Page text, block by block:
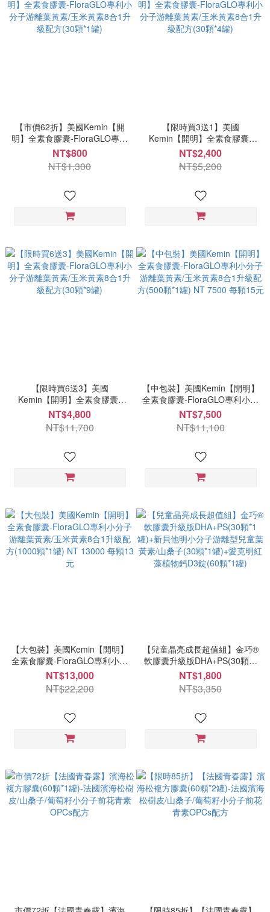
【市價62折】美國Kemin【開
明】全素食膠囊-FloraGLO專利
小分子游離葉黃素/玉米黃素8合
1升級配方(30顆*1罐)
NT$800
NT$1,300
【限時買3送1】美國
Kemin【開明】全素食膠囊-
FloraGLO專利小分子游離葉黃
素/玉米黃素8合1升級配方(30
顆*4罐)
NT$2,400
NT$5,200
【限時買6送3】美國
Kemin【開明】全素食膠囊-
FloraGLO專利小分子游離葉黃
素/玉米黃素8合1升級配方(30
顆*9罐)
NT$4,800
NT$11,700
【中包裝】美國Kemin【開明】
全素食膠囊-FloraGLO專利小分
子游離葉黃素/玉米黃素8合1升
級配方(500顆*1罐) NT 7500 每
顆15元
NT$7,500
NT$11,100
【大包裝】美國Kemin【開明】
全素食膠囊-FloraGLO專利小分
子游離葉黃素/玉米黃素8合1升
級配方(1000顆*1罐) NT 13000
每顆13元
NT$13,000
NT$22,200
【兒童晶亮成長超值組】金巧®
軟膠囊升級版DHA+PS(30顆*1
罐)+新貝他明小分子游離型兒
童葉黃素/山桑子(30顆*1罐)+愛
克明紅藻植物鈣D3錠(60顆*1
NT$1,800
NT$3,350